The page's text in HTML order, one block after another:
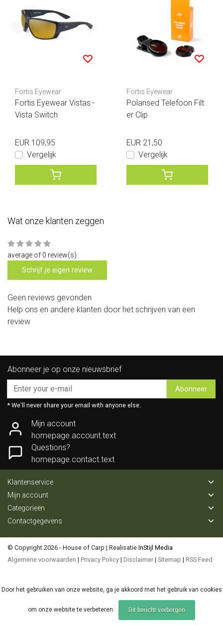
Fortis Eyewear
Fortis Eyewear Vistas -
Vista Switch
EUR 109,95
Vergelijk
Fortis Eyewear
Polarised Telefoon Filt
er Clip
EUR 21,50
Vergelijk
Wat onze klanten zeggen
average of 0 review(s)
Schrijf je eigen review
Geen reviews gevonden
Help ons en andere klanten door het schrijven van een
review
Abonneer je op onze nieuwsbrief
Abonneer
* We'll never share your email with anyone else.
Mijn account
homepage.account.text
Questions?
homepage.contact.text
Klantenservice
Mijn account
Categorieën
Contactgegevens
© Copyright 2026 - House of Carp | Realisatie InStijl Media
Algemene voorwaarden | Privacy Policy | Disclaimer | Sitemap | RSS Feed
Door het gebruiken van onze website, ga je akkoord met het gebruik van cookies
om onze website te verbeteren. Dit bericht verbergen